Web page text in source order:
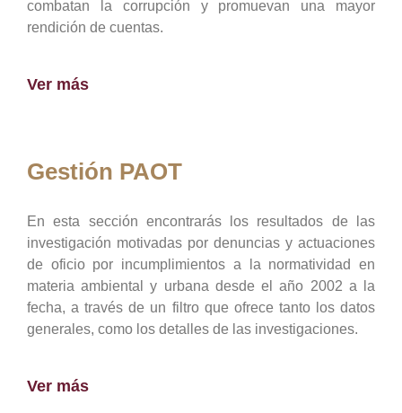
combatan la corrupción y promuevan una mayor
rendición de cuentas.
Ver más
Gestión PAOT
En esta sección encontrarás los resultados de las
investigación motivadas por denuncias y actuaciones
de oficio por incumplimientos a la normatividad en
materia ambiental y urbana desde el año 2002 a la
fecha, a través de un filtro que ofrece tanto los datos
generales, como los detalles de las investigaciones.
Ver más